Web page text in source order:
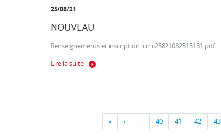
25/08/21
NOUVEAU
Renseignements et inscription ici : c25821082515181.pdf
Lire la suite
« ‹ … 40 41 42 43